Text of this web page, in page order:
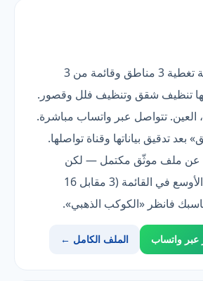
«ارت كلين» صاحبة تغطية 3 مناطق وقائمة من 3
تنظيف شقق وتنظيف فلل وقصور.
العين. تتواصل عبر واتساب مباشرة.
تدقيق بياناتها وقناة تواصلها.
عن ملف موثّق مكتمل — لكن
تغطيتها أضيق من الأوسع في القائمة (3 مقابل 16
فانظر «الكوكب الذهبي».
واتساب الملف الكامل ←